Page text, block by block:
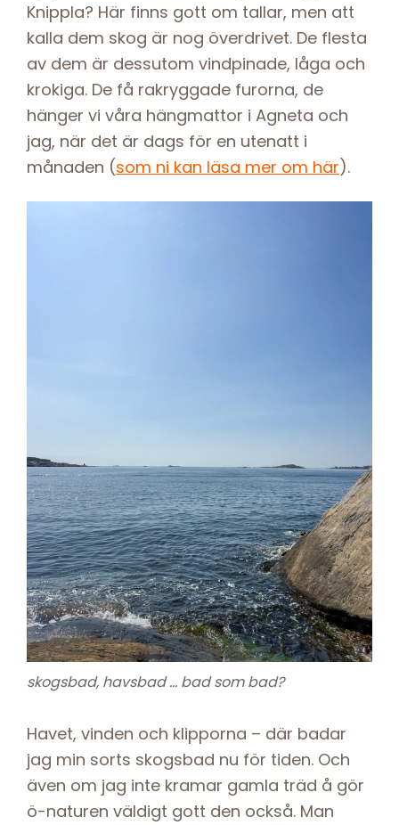
Knippla? Här finns gott om tallar, men att
kalla dem skog är nog överdrivet. De flesta
av dem är dessutom vindpinade, låga och
krokiga. De få rakryggade furorna, de
hänger vi våra hängmattor i Agneta och
jag, när det är dags för en utenatt i
månaden (som ni kan läsa mer om här).
skogsbad, havsbad … bad som bad?
Havet, vinden och klipporna – där badar
jag min sorts skogsbad nu för tiden. Och
även om jag inte kramar gamla träd å gör
ö-naturen väldigt gott den också. Man